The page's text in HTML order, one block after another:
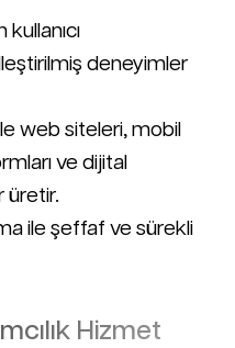
kullanıcı
deneyimler
ile web siteleri, mobil
ve dijital
üretir.
ile şeffaf ve sürekli
Hizmet